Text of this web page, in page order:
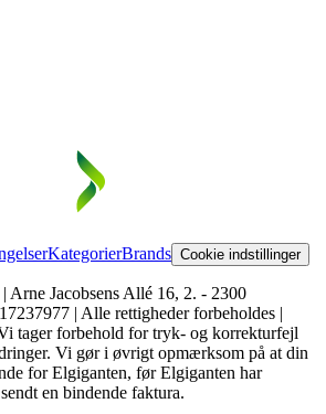
KategorierBrands Cookie indstillinger
Arne Jacobsens Allé 16, 2. - 2300
| Alle rettigheder forbeholdes |
tager forbehold for tryk- og korrekturfejl
Vi gør i øvrigt opmærksom på at din
for Elgiganten, før Elgiganten har
en bindende faktura.